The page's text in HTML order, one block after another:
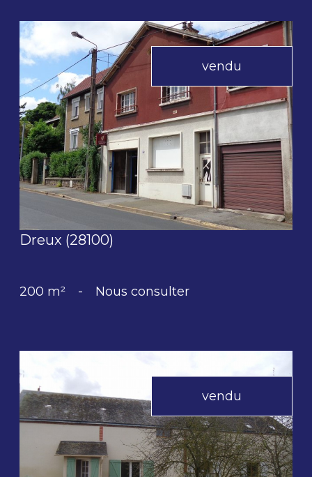
vendu
voir le bien
Dreux (28100)
200 m² - Nous consulter
vendu
voir le bien